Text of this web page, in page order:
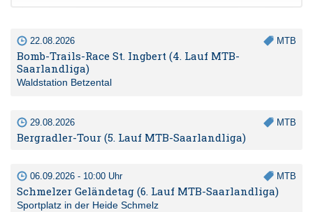
22.08.2026 MTB
Bomb-Trails-Race St. Ingbert (4. Lauf MTB-
Saarlandliga)
Waldstation Betzental
29.08.2026 MTB
Bergradler-Tour (5. Lauf MTB-Saarlandliga)
06.09.2026 - 10:00 Uhr MTB
Schmelzer Geländetag (6. Lauf MTB-Saarlandliga)
Sportplatz in der Heide Schmelz